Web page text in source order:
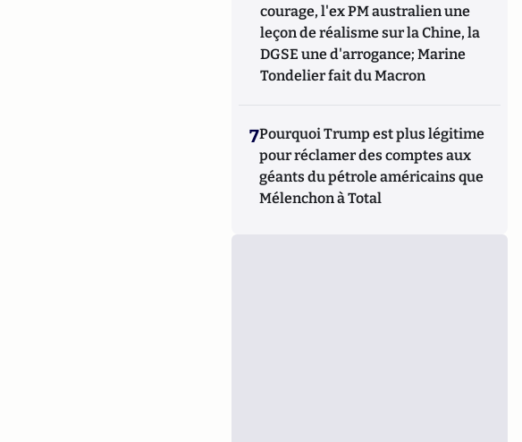
courage, l'ex PM australien une
leçon de réalisme sur la Chine, la
DGSE une d'arrogance; Marine
Tondelier fait du Macron
7Pourquoi Trump est plus légitime
pour réclamer des comptes aux
géants du pétrole américains que
Mélenchon à Total